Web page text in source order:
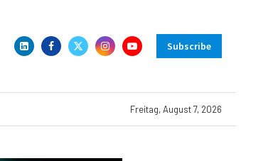
Subscribe
Freitag, August 7, 2026